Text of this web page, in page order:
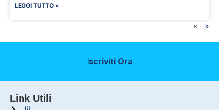
LEGGI TUTTO »
« »
Iscriviti Ora
Link Utili